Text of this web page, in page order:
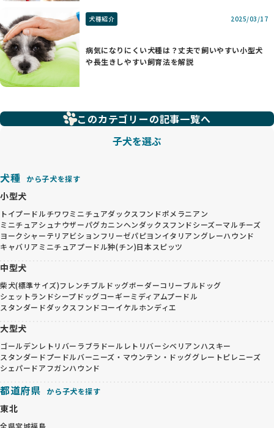
犬種紹介 2025/03/17
病気になりにくい犬種は？丈夫で飼いやすい小型犬
や長生きしやすい飼育法を解説
このカテゴリーの記事一覧へ
子犬を選ぶ
犬種 から子犬を探す
小型犬
トイプードルチワワミニチュアダックスフンドポメラニアン
ミニチュアシュナウザーパグカニンヘンダックスフンドシーズーマルチーズ
ヨークシャーテリアビションフリーゼパピヨンイタリアングレーハウンド
キャバリア ミニチュアプードル狆(チン)日本スピッツ
中型犬
柴犬(標準サイズ)フレンチブルドッグボーダーコリーブルドッグ
シェットランドシープドッグコーギーミディアムプードル
スタンダードダックスフンドコーイケルホンディエ
大型犬
ゴールデンレトリバー ラブラドールレトリバーシベリアンハスキー
スタンダードプードルバーニーズ・マウンテン・ドッググレートピレニーズ
シェパードアフガンハウンド
都道府県 から子犬を探す
東北
全県宮城福島